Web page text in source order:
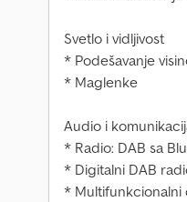
Svetlo i vidljivost
* Podešavanje
* Maglenke
Audio i
* Radio: DAB sa
* Digitalni DAB
* Multifunkcionalni